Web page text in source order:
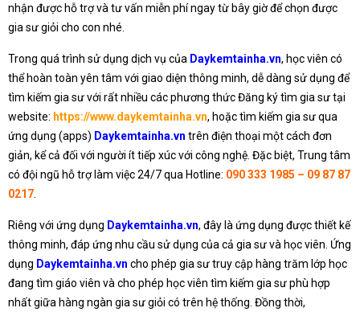
nhận được hỗ trợ và tư vấn miễn phí ngay từ bây giờ để chọn được
gia sư giỏi cho con nhé.
Trong quá trình sử dụng dịch vụ của Daykemtainha.vn, học viên có
thể hoàn toàn yên tâm với giao diện thông minh, dễ dàng sử dụng để
tìm kiếm gia sư với rất nhiều các phương thức Đăng ký tìm gia sư tại
website: https://www.daykemtainha.vn, hoặc tìm kiếm gia sư qua
ứng dụng (apps) Daykemtainha.vn trên điện thoại một cách đơn
giản, kể cả đối với người ít tiếp xúc với công nghệ. Đặc biệt, Trung tâm
có đội ngũ hỗ trợ làm việc 24/7 qua Hotline: 090 333 1985 – 09 87 87
0217
Riêng với ứng dụng Daykemtainha.vn, đây là ứng dụng được thiết kế
thông minh, đáp ứng nhu cầu sử dụng của cả gia sư và học viên. Ứng
dụng Daykemtainha.vn cho phép gia sư truy cập hàng trăm lớp học
đang tìm giáo viên và cho phép học viên tìm kiếm gia sư phù hợp
nhất giữa hàng ngàn gia sư giỏi có trên hệ thống. Đồng thời,